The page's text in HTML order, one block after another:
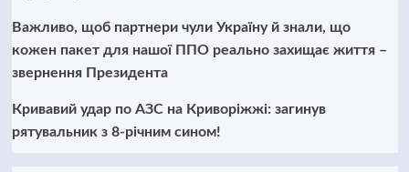
Важливо, щоб партнери чули Україну й знали, що
кожен пакет для нашої ППО реально захищає життя –
звернення Президента
Кривавий удар по АЗС на Криворіжжі: загинув
рятувальник з 8-річним сином!